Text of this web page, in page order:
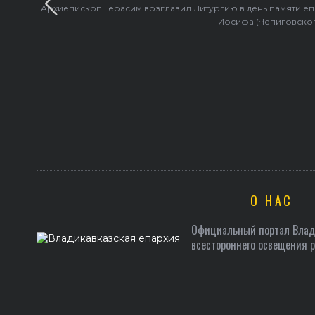
Архиепископ Герасим возглавил Литургию в день памяти
Иосифа
О НАС
Официальный портал
всестороннего